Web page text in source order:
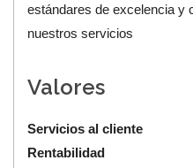
estándares de excelencia y
nuestros servicios
Valores
Servicios al cliente
Rentabilidad